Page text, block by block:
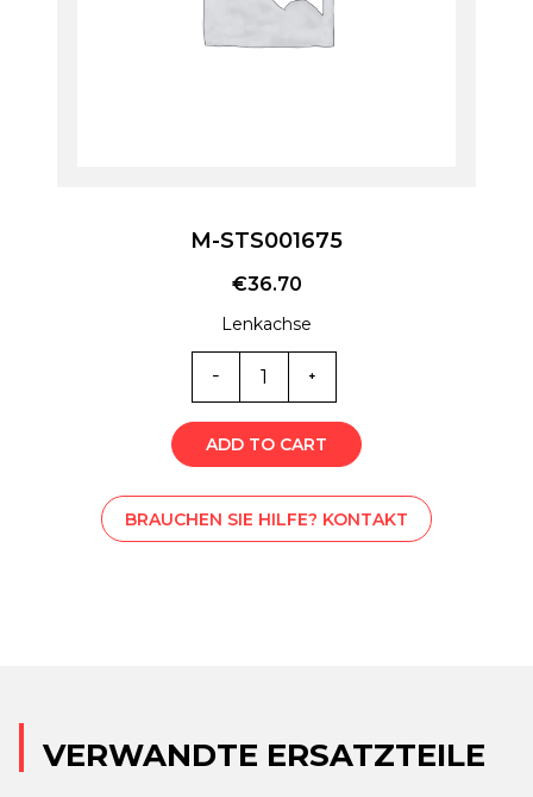
M-STS001675
€36.70
Lenkachse
M-
STS001675
Menge
ADD TO CART
BRAUCHEN SIE HILFE? KONTAKT
VERWANDTE ERSATZTEILE